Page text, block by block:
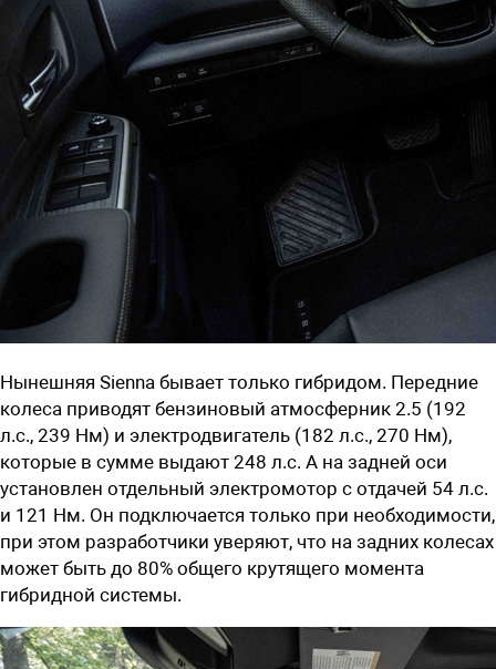
Нынешняя Sienna бывает только гибридом. Передние
колеса приводят бензиновый атмосферник 2.5 (192
л.с., 239 Нм) и электродвигатель (182 л.с., 270 Нм),
которые в сумме выдают 248 л.с. А на задней оси
установлен отдельный электромотор с отдачей 54 л.с.
и 121 Нм. Он подключается только при необходимости,
при этом разработчики уверяют, что на задних колесах
может быть до 80% общего крутящего момента
гибридной системы.